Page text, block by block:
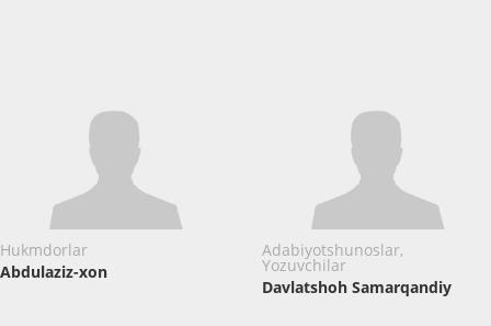
Hukmdorlar
Abdulaziz-xon
Adabiyotshunoslar,
Yozuvchilar
Davlatshoh Samarqandiy